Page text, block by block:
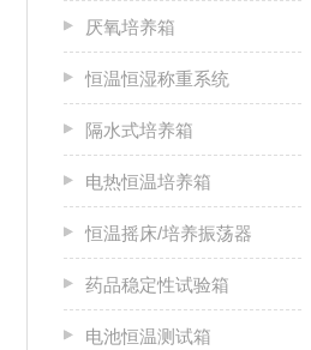
厌氧培养箱
恒温恒湿称重系统
隔水式培养箱
电热恒温培养箱
恒温摇床/培养振荡器
药品稳定性试验箱
电池恒温测试箱